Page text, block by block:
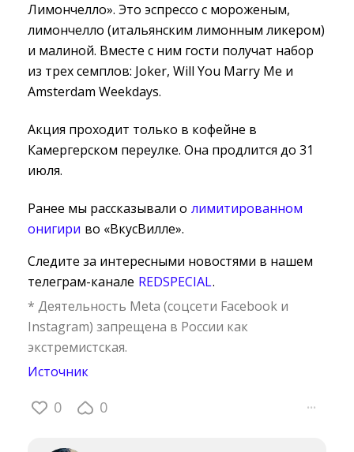
Лимончелло». Это эспрессо с мороженым,
лимончелло (итальянским лимонным ликером)
и малиной. Вместе с ним гости получат набор
из трех семплов: Joker, Will You Marry Me и
Amsterdam Weekdays.
Акция проходит только в кофейне в
Камергерском переулке. Она продлится до 31
июля.
Ранее мы рассказывали о лимитированном
онигири во «ВкусВилле».
Следите за интересными новостями в нашем
телеграм-канале REDSPECIAL.
* Деятельность Meta (соцсети Facebook и
Instagram) запрещена в России как
экстремистская.
Источник
0 0 ···